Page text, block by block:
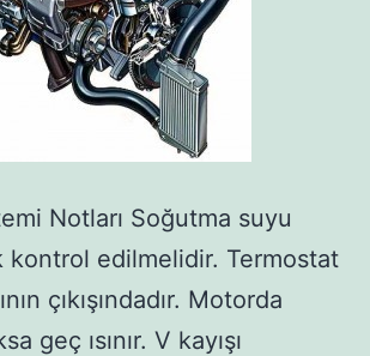
Notları Soğutma suyu
kontrol edilmelidir. Termostat
çıkışındadır. Motorda
geç ısınır. V kayışı